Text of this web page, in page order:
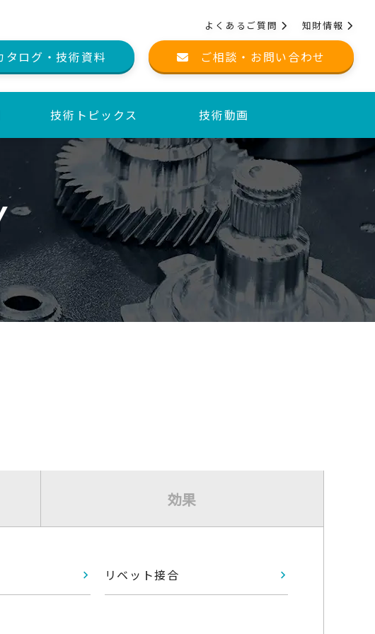
知財情報
よくあるご質問
タログ・技術資料 ご相談・お問い合わせ
技術トピックス 技術動画
効果
リベット接合